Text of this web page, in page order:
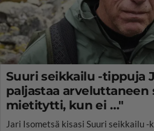
Suuri seikkailu -tippuja
paljastaa arveluttaneen
mietitytti, kun ei …"
Jari Isometsä kisasi Suuri seikkailu -